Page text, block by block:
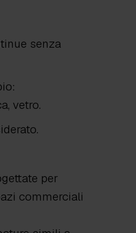
senza
vetro.
per
commerciali